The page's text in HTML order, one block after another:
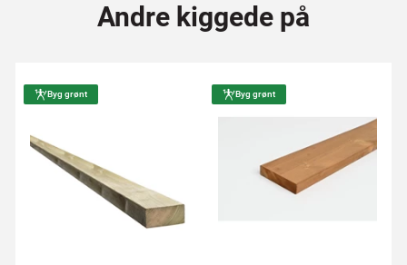
Andre kiggede på
Byg grønt Byg grønt